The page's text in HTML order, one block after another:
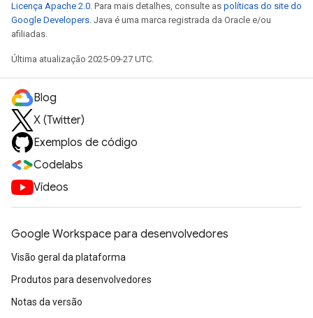
Licença Apache 2.0. Para mais detalhes, consulte as políticas do site do
Google Developers. Java é uma marca registrada da Oracle e/ou
afiliadas.
Última atualização 2025-09-27 UTC.
Blog
X (Twitter)
Exemplos de código
Codelabs
Vídeos
Google Workspace para desenvolvedores
Visão geral da plataforma
Produtos para desenvolvedores
Notas da versão